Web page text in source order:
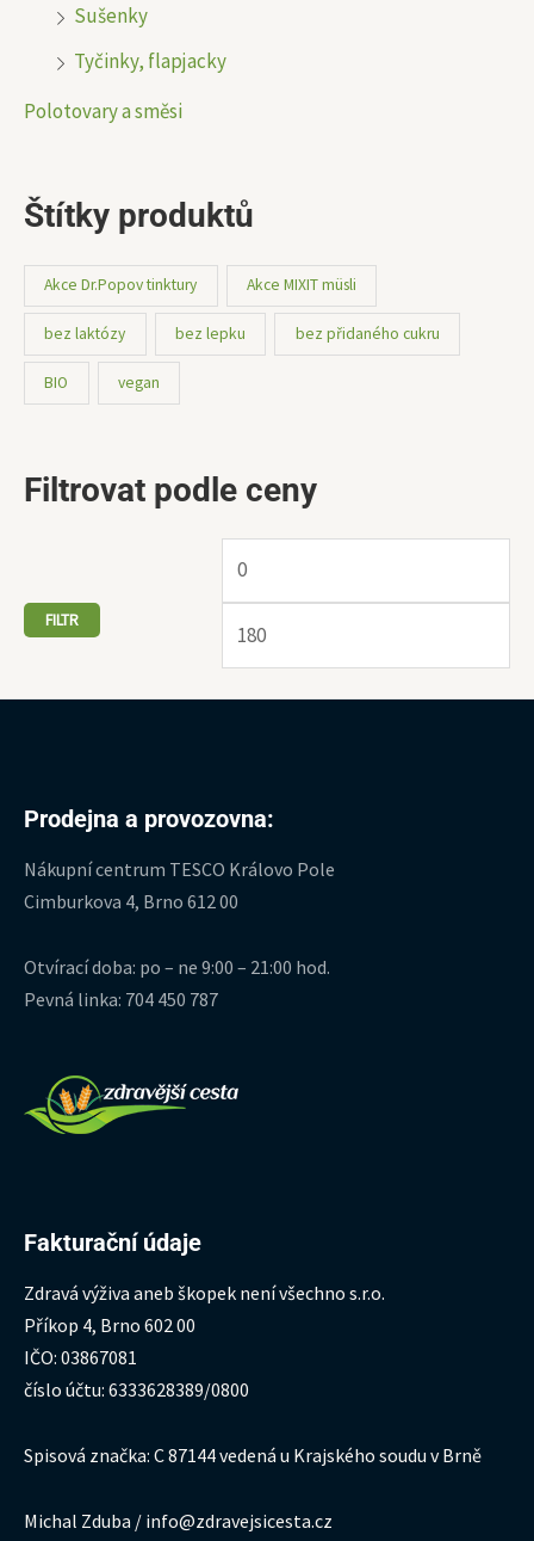
Sušenky
Tyčinky, flapjacky
Polotovary a směsi
Štítky produktů
Akce Dr.Popov tinktury Akce MIXIT müsli
bez laktózy bez lepku bez přidaného cukru
BIO vegan
Filtrovat podle ceny
FILTR
Prodejna a provozovna:
Nákupní centrum TESCO Královo Pole
Cimburkova 4, Brno 612 00
Otvírací doba: po – ne 9:00 – 21:00 hod.
Pevná linka: 704 450 787
Fakturační údaje
Zdravá výživa aneb škopek není všechno s.r.o.
Příkop 4, Brno 602 00
IČO: 03867081
číslo účtu: 6333628389/0800
Spisová značka: C 87144 vedená u Krajského soudu v Brně
Michal Zduba / info@zdravejsicesta.cz